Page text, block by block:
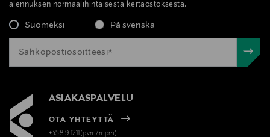
alennuksen normaalihintaisesta kertaostoksesta.
Suomeksi På svenska
ASIAKASPALVELU
OTA YHTEYTTÄ
+358 9 1211(pvm/mpm)